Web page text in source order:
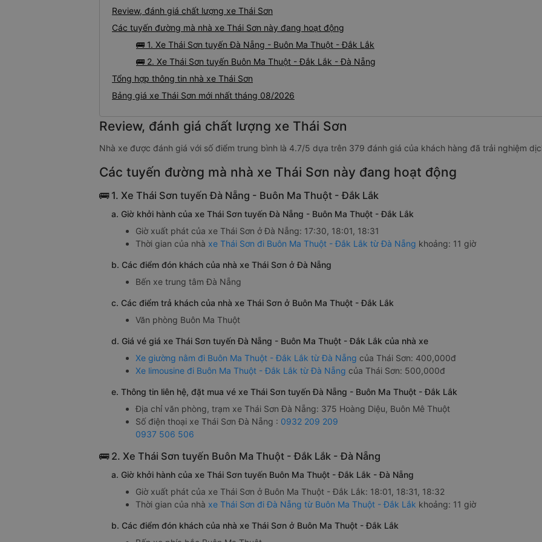
Nội thất xe Thái Sơn đi Dak Lak từ Sài Gòn
định với khách đã liên hệ đặt vé trước. Với các chuyến xe đi đêm, tài xế vẫn chạy tốc độ vừa
hàng có thể ngủ hoặc nghỉ ngơi dưỡng sức trên suốt chặng đường đi.
còn hỗ trợ gửi hàng tại các đầu văn phòng. Chi tiết về chi phí và cách thức gửi hàng, bạn cần
Vé xe khách từ Dak Lak đi Sài Gòn
Review, đánh giá chất lượng xe Thái Sơn
Các tuyến đường mà nhà xe Thái Sơn này đang hoạt động
🚌 1. Xe Thái Sơn tuyến Đà Nẵng - Buôn Ma Thuột - Đắk Lắk
🚌 2. Xe Thái Sơn tuyến Buôn Ma Thuột - Đắk Lắk - Đà Nẵng
Tổng hợp thông tin nhà xe Thái Sơn
Bảng giá xe Thái Sơn mới nhất tháng 08/2026
Review, đánh giá chất lượng xe Thái Sơn
Nhà xe được đánh giá với số điểm trung bình là 4.7/5 dựa trên 379 đánh giá của khách hàng đã trải nghiệm
Các tuyến đường mà nhà xe Thái Sơn này đang hoạt động
🚌 1. Xe Thái Sơn tuyến Đà Nẵng - Buôn Ma Thuột - Đắk Lắk
a. Giờ khởi hành của xe Thái Sơn tuyến Đà Nẵng - Buôn Ma Thuột - Đắk Lắk
Giờ xuất phát của xe Thái Sơn ở Đà Nẵng: 17:30, 18:01, 18:31
Thời gian của nhà xe Thái Sơn đi Buôn Ma Thuột - Đắk Lắk từ Đà Nẵng khoảng: 11 giờ
b. Các điểm đón khách của nhà xe Thái Sơn ở Đà Nẵng
Bến xe trung tâm Đà Nẵng
c. Các điểm trả khách của nhà xe Thái Sơn ở Buôn Ma Thuột - Đắk Lắk
Văn phòng Buôn Ma Thuột
d. Giá vé giá xe Thái Sơn tuyến Đà Nẵng - Buôn Ma Thuột - Đắk Lắk của nhà xe
Xe giường nằm đi Buôn Ma Thuột - Đắk Lắk từ Đà Nẵng của Thái Sơn: 400,000đ
Xe limousine đi Buôn Ma Thuột - Đắk Lắk từ Đà Nẵng của Thái Sơn: 500,000đ
e. Thông tin liên hệ, đặt mua vé xe Thái Sơn tuyến Đà Nẵng - Buôn Ma Thuột - Đắk Lắk
Địa chỉ văn phòng, trạm xe Thái Sơn Đà Nẵng: 375 Hoàng Diệu, Buôn Mê Thuột
Số điện thoại xe Thái Sơn Đà Nẵng : 0932 209 209
0937 506 506
🚌 2. Xe Thái Sơn tuyến Buôn Ma Thuột - Đắk Lắk - Đà Nẵng
a. Giờ khởi hành của xe Thái Sơn tuyến Buôn Ma Thuột - Đắk Lắk - Đà Nẵng
Giờ xuất phát của xe Thái Sơn ở Buôn Ma Thuột - Đắk Lắk: 18:01, 18:31, 18:32
Thời gian của nhà xe Thái Sơn đi Đà Nẵng từ Buôn Ma Thuột - Đắk Lắk khoảng: 11 giờ
b. Các điểm đón khách của nhà xe Thái Sơn ở Buôn Ma Thuột - Đắk Lắk